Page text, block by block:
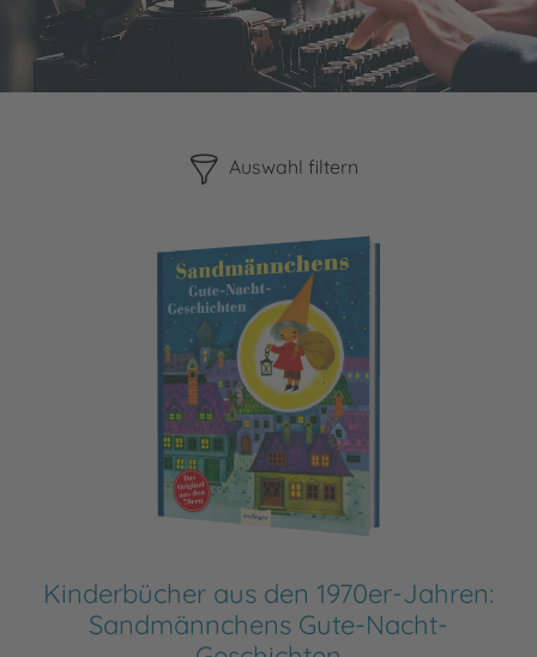
Auswahl filtern
Kinderbücher aus den 1970er-Jahren:
Sandmännchens Gute-Nacht-